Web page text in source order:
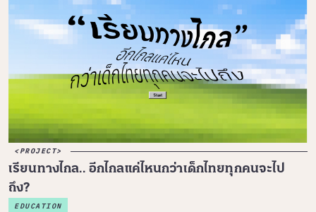
PROJECT
เรียนทางไกล.. อีกไกลแค่ไหนกว่าเด็กไทยทุกคนจะไป
ถึง?
EDUCATION